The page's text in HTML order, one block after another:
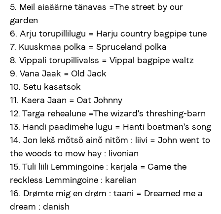
viljandifolk.ee
Anneta
Vaegnägijale
Est Eng
5. Meil aiaäärne tänavas =The street by our
garden
6. Arju torupillilugu = Harju country bagpipe tune
7. Kuuskmaa polka = Spruceland polka
8. Vippali torupillivalss = Vippal bagpipe waltz
9. Vana Jaak = Old Jack
10. Setu kasatsok
11. Kaera Jaan = Oat Johnny
12. Targa rehealune =The wizard's threshing-barn
13. Handi paadimehe lugu = Hanti boatman's song
14. Jon lekš mõtsõ ainõ nitõm : liivi = John went to
the woods to mow hay : livonian
15. Tuli liili Lemmingoine : karjala = Came the
reckless Lemmingoine : karelian
16. Drømte mig en drøm : taani = Dreamed me a
dream : danish